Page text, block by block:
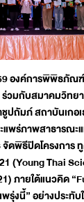
องค์การพิพิธภัณ
วมกับสมาคมวิทย
ปถัมภ์ สถาบันเกอเ
แพร่ภาพสาธารณะ
ดพิธีปิดโครงการ
(Young Thai
ภายใต้แนวคิด
รุ่งนี้” อย่างประทั